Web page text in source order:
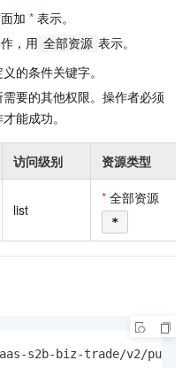
加 * 表示。
，用 全部资源 表示。
的条件关键字。
要的其他权限。操作者必须
能成功。
访问级别 资源类型
list
* 全部资源
*
s2b-biz-trade/v2/